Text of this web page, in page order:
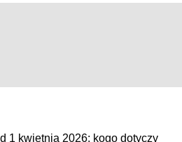
1 kwietnia 2026: kogo dotyczy